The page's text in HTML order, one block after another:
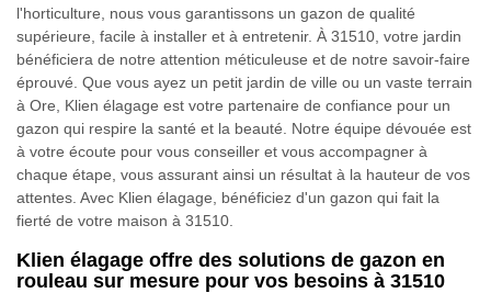
l'horticulture, nous vous garantissons un gazon de qualité
supérieure, facile à installer et à entretenir. À 31510, votre jardin
bénéficiera de notre attention méticuleuse et de notre savoir-faire
éprouvé. Que vous ayez un petit jardin de ville ou un vaste terrain
à Ore, Klien élagage est votre partenaire de confiance pour un
gazon qui respire la santé et la beauté. Notre équipe dévouée est
à votre écoute pour vous conseiller et vous accompagner à
chaque étape, vous assurant ainsi un résultat à la hauteur de vos
attentes. Avec Klien élagage, bénéficiez d'un gazon qui fait la
fierté de votre maison à 31510.
Klien élagage offre des solutions de gazon en
rouleau sur mesure pour vos besoins à 31510